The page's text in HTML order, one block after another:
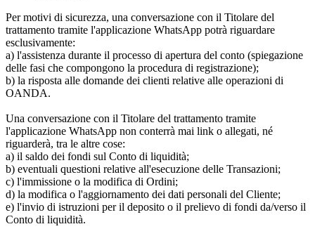
Per motivi di sicurezza, una conversazione con il Titolare del
trattamento tramite l'applicazione WhatsApp potrà riguardare
esclusivamente:
a) l'assistenza durante il processo di apertura del conto (spiegazione
delle fasi che compongono la procedura di registrazione);
b) la risposta alle domande dei clienti relative alle operazioni di
OANDA.
Una conversazione con il Titolare del trattamento tramite
l'applicazione WhatsApp non conterrà mai link o allegati, né
riguarderà, tra le altre cose:
a) il saldo dei fondi sul Conto di liquidità;
b) eventuali questioni relative all'esecuzione delle Transazioni;
c) l'immissione o la modifica di Ordini;
d) la modifica o l'aggiornamento dei dati personali del Cliente;
e) l'invio di istruzioni per il deposito o il prelievo di fondi da/verso il
Conto di liquidità.